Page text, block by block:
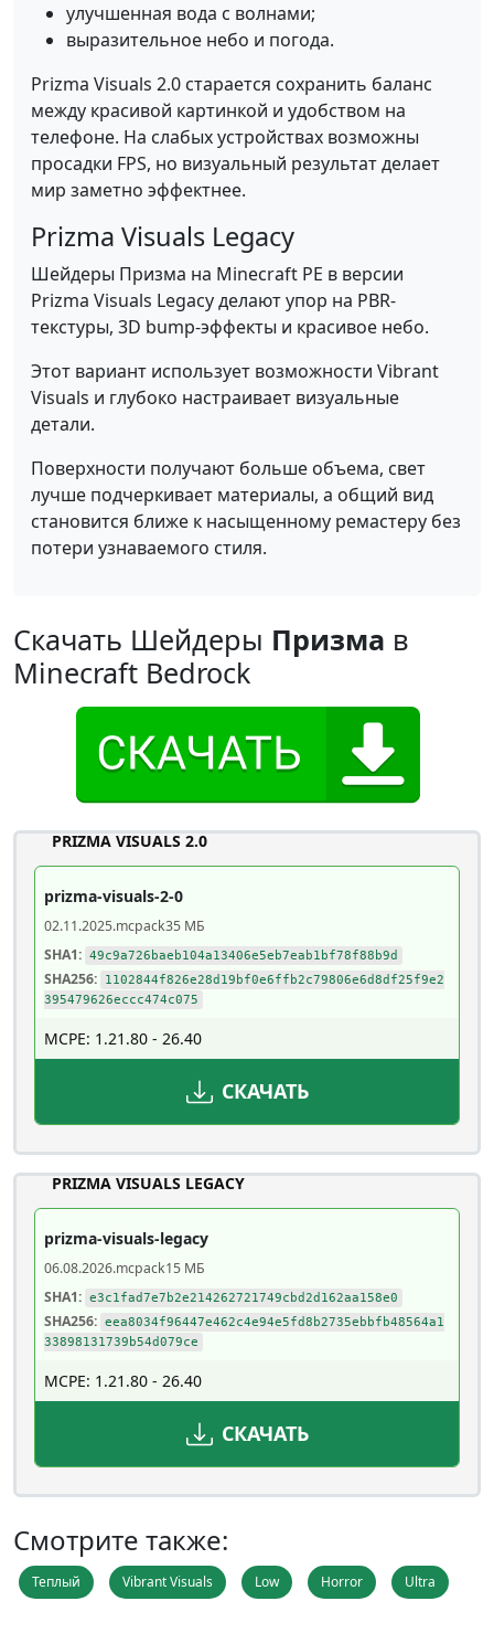
улучшенная вода с волнами;
выразительное небо и погода.
Prizma Visuals 2.0 старается сохранить баланс
между красивой картинкой и удобством на
телефоне. На слабых устройствах возможны
просадки FPS, но визуальный результат делает
мир заметно эффектнее.
Prizma Visuals Legacy
Шейдеры Призма на Minecraft PE в версии
Prizma Visuals Legacy делают упор на PBR-
текстуры, 3D bump-эффекты и красивое небо.
Этот вариант использует возможности Vibrant
Visuals и глубоко настраивает визуальные
детали.
Поверхности получают больше объема, свет
лучше подчеркивает материалы, а общий вид
становится ближе к насыщенному ремастеру без
потери узнаваемого стиля.
Скачать Шейдеры Призма в
Minecraft Bedrock
PRIZMA VISUALS 2.0
prizma-visuals-2-0
02.11.2025.mcpack35 МБ
SHA1: 49c9a726baeb104a13406e5eb7eab1bf78f88b9d
SHA256:
1102844f826e28d19bf0e6ffb2c79806e6d8df25f9e2
395479626eccc474c075
MCPE: 1.21.80 - 26.40
СКАЧАТЬ
PRIZMA VISUALS LEGACY
prizma-visuals-legacy
06.08.2026.mcpack15 МБ
SHA1: e3c1fad7e7b2e214262721749cbd2d162aa158e0
SHA256: eea8034f96447e462c4e94e5fd8b2735ebbfb48564a1
33898131739b54d079ce
MCPE: 1.21.80 - 26.40
СКАЧАТЬ
Смотрите также:
Теплый Vibrant Visuals Low Horror Ultra